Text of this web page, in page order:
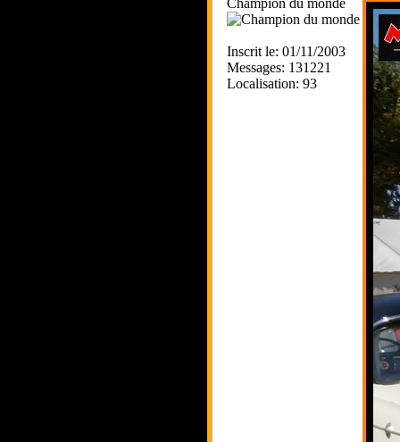
Champion du monde
Inscrit le: 01/11/2003
Messages: 131221
Localisation: 93